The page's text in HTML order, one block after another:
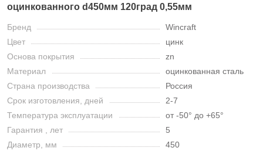
оцинкованного d450мм 120град 0,55мм
Бренд
Wincraft
Цвет
цинк
Основа покрытия
zn
Материал
оцинкованная сталь
Страна производства
Россия
Срок изготовления, дней
2-7
Температура эксплуатации
от -50° до +65°
Гарантия , лет
5
Диаметр, мм
450